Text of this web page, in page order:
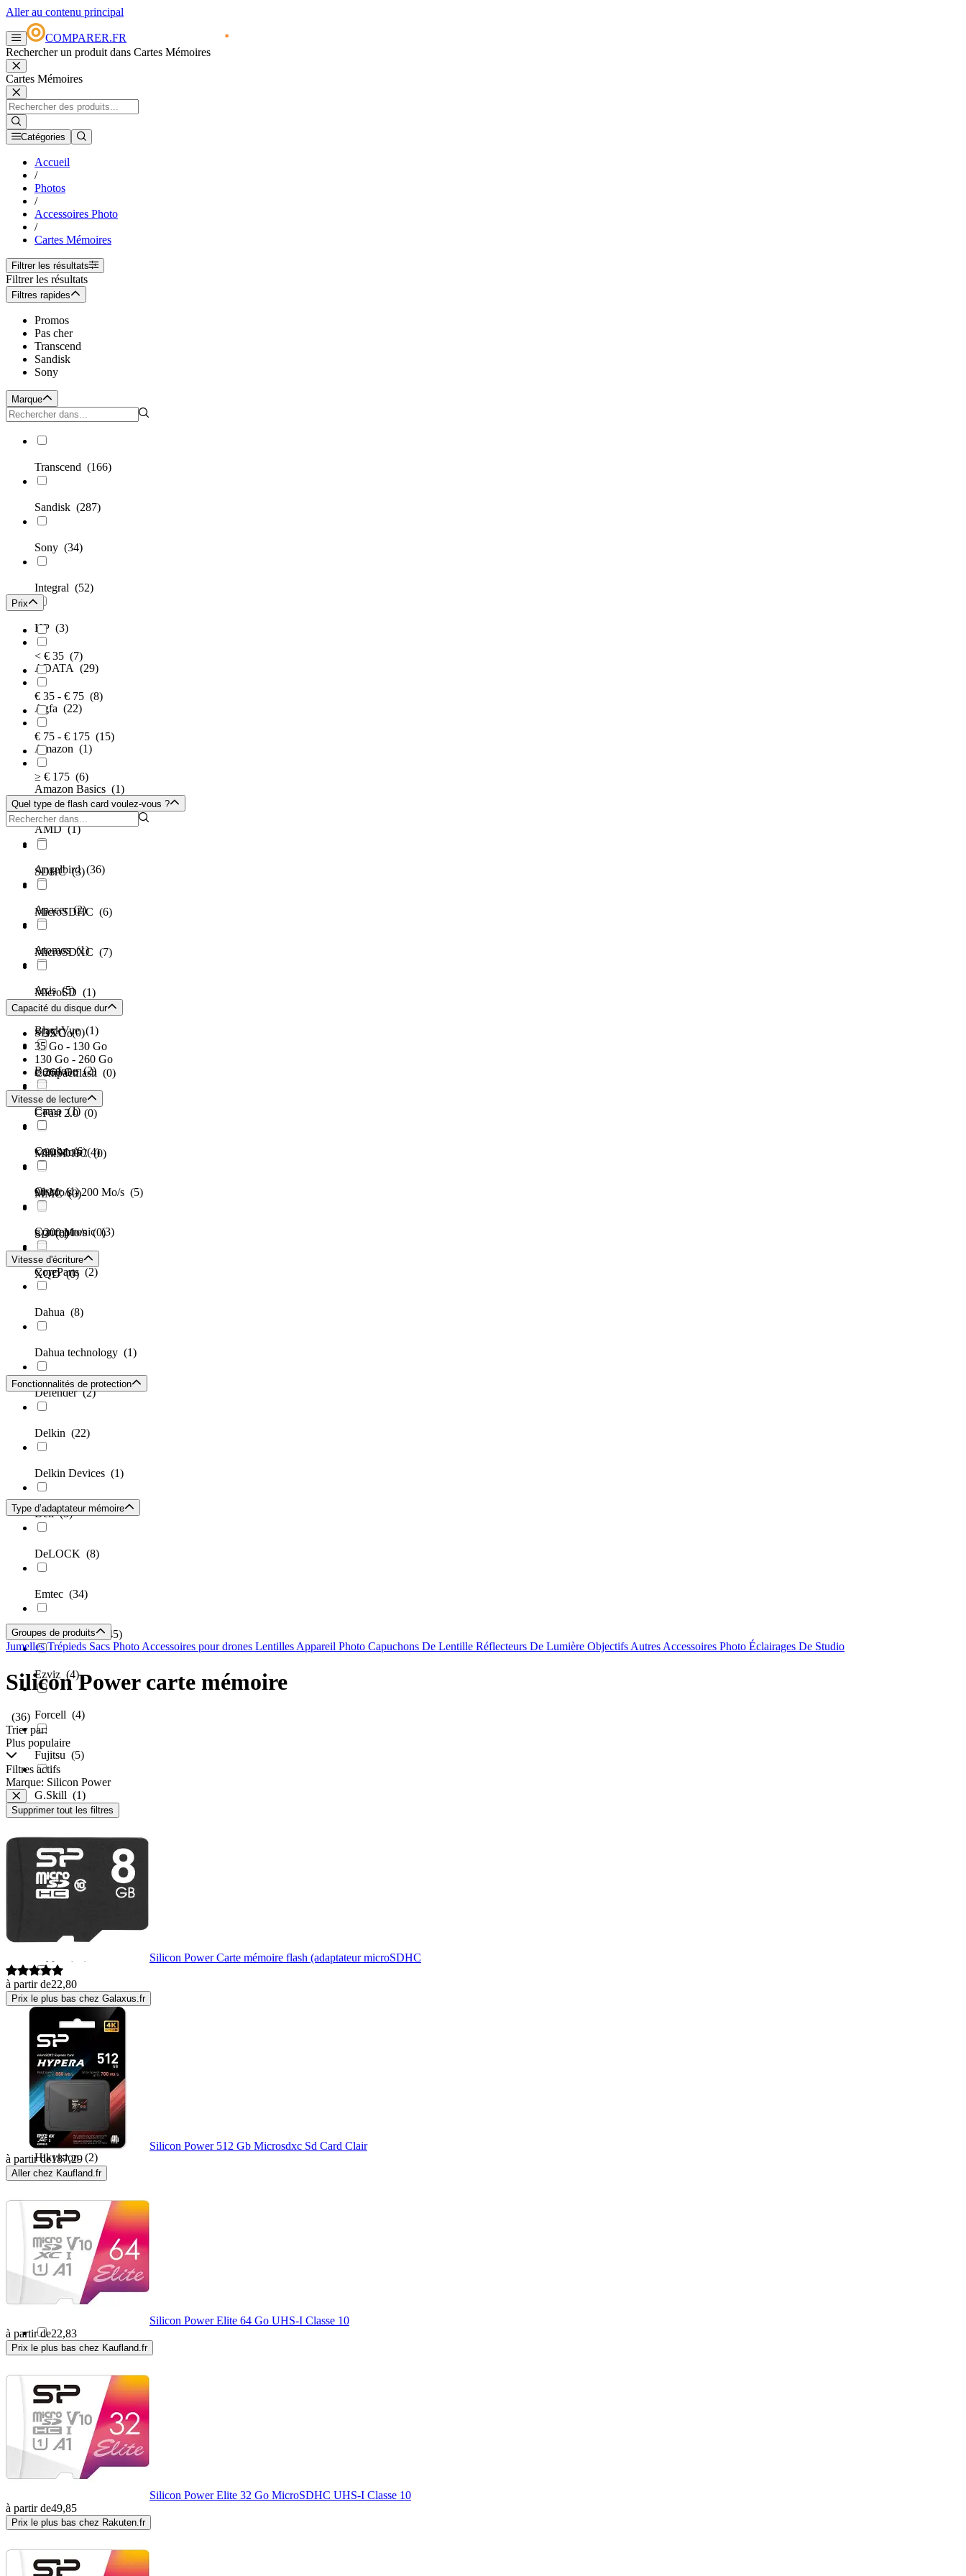
Aller au contenu principal
COMPARER.FR
Rechercher un produit dans Cartes Mémoires
Cartes Mémoires
Catégories
Accueil
/
Photos
/
Accessoires Photo
/
Cartes Mémoires
Filtrer les résultats
Filtrer les résultats
Filtres rapides
Promos
Pas cher
Transcend
Sandisk
Sony
Marque
Transcend (166)
Sandisk (287)
Sony (34)
Integral (52)
HP (3)
ADATA (29)
Agfa (22)
Amazon (1)
Amazon Basics (1)
AMD(1)
Angelbird(36)
Apacer(2)
Atomos(1)
Axis(5)
BlackVue(1)
Borofone(2)
Camo(1)
Caruba(6)
Cisco(1)
Conceptronic(3)
CoreParts (2)
Dahua (8)
Dahua technology (1)
Defender(2)
Delkin (22)
Delkin Devices (1)
Dell(3)
DeLOCK (8)
Emtec (34)
EXASCEND(45)
Ezviz (4)
Forcell (4)
Fujitsu (5)
G.Skill (1)
Garmin(1)
Gembird
Goobay (1)
Goodram
Hama(23)
Hiksemi
Hikvision(2)
Hoco(3)
Huawei(1)
IMOU
INF(1)
Insta360
Integral Memory(1)
Intenso(38)
ISTORAGE(8)
JJC(2)
Prix
< € 35 (7)
€ 35 - € 75 (8)
€ 75 - € 175 (15)
≥ € 175 (6)
Quel type de flash card voulez-vous ?
SDHC(3)
MicroSDHC (6)
MicroSDXC (7)
MicroSD (1)
SDXC(0)
Compactflash (0)
CFast 2.0 (0)
MiniSDHC(0)
MMC(0)
SD(0)
XQD(0)
Capacité du disque dur
< 35 Go
35 Go - 130 Go
130 Go - 260 Go
≥ 260 Go
Vitesse de lecture
< 90 Mo/s(4)
90 Mo/s - 200 Mo/s (5)
≥ 200 Mo/s(0)
Vitesse d'écriture
Fonctionnalités de protection
Type d’adaptateur mémoire
Groupes de produits
JumellesTrépieds Sacs Photo Accessoires pour drones Lentilles Appareil Photo Capuchons De Lentille Réflecteurs De Lumière Objectifs Autres Accessoires Photo Éclairages De Studio
Silicon Power carte mémoire
(36)
Trier par:
Plus populaire
Filtres actifs
Marque: Silicon Power
Supprimer tout les filtres
Silicon Power Carte mémoire flash (adaptateur microSDHC
à partir de22,80
Prix le plus bas chez Galaxus.fr
Silicon Power 512 Gb Microsdxc Sd Card Clair
à partir de187,29
Aller chez Kaufland.fr
Silicon Power Elite 64 Go UHS-I Classe 10
à partir de22,83
Prix le plus bas chez Kaufland.fr
Silicon Power Elite 32 Go MicroSDHC UHS-I Classe 10
à partir de49,85
Prix le plus bas chez Rakuten.fr